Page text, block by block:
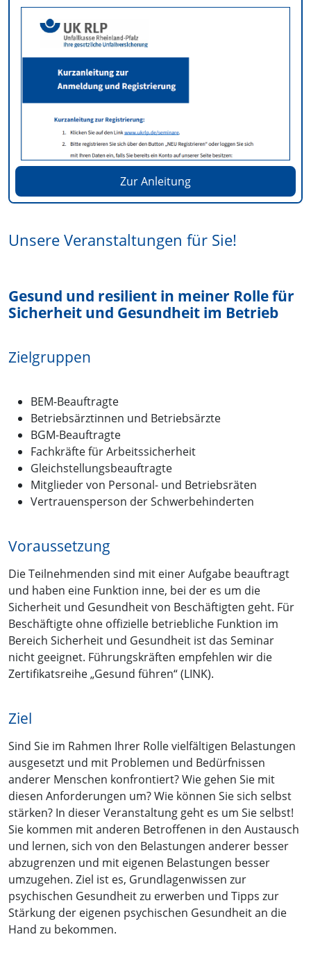
Zur Anleitung
Unsere Veranstaltungen für Sie!
Gesund und resilient in meiner Rolle für
Sicherheit und Gesundheit im Betrieb
Zielgruppen
BEM-Beauftragte
Betriebsärztinnen und Betriebsärzte
BGM-Beauftragte
Fachkräfte für Arbeitssicherheit
Gleichstellungsbeauftragte
Mitglieder von Personal- und Betriebsräten
Vertrauensperson der Schwerbehinderten
Voraussetzung
Die Teilnehmenden sind mit einer Aufgabe beauftragt
und haben eine Funktion inne, bei der es um die
Sicherheit und Gesundheit von Beschäftigten geht. Für
Beschäftigte ohne offizielle betriebliche Funktion im
Bereich Sicherheit und Gesundheit ist das Seminar
nicht geeignet. Führungskräften empfehlen wir die
Zertifikatsreihe „Gesund führen“ (LINK).
Ziel
Sind Sie im Rahmen Ihrer Rolle vielfältigen Belastungen
ausgesetzt und mit Problemen und Bedürfnissen
anderer Menschen konfrontiert? Wie gehen Sie mit
diesen Anforderungen um? Wie können Sie sich selbst
stärken? In dieser Veranstaltung geht es um Sie selbst!
Sie kommen mit anderen Betroffenen in den Austausch
und lernen, sich von den Belastungen anderer besser
abzugrenzen und mit eigenen Belastungen besser
umzugehen. Ziel ist es, Grundlagenwissen zur
psychischen Gesundheit zu erwerben und Tipps zur
Stärkung der eigenen psychischen Gesundheit an die
Hand zu bekommen.